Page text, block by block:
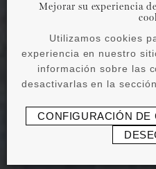
Mejorar su experiencia
Utilizamos cookies
experiencia en nuestro
información sobre las
desactivarlas en la
CONFIGURACIÓN DE